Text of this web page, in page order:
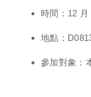
時間 ：12
地點 ：
參加對象 ：